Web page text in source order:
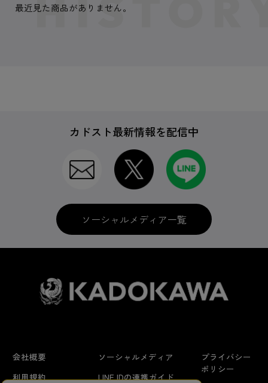
最近見た商品がありません。
カドスト最新情報を配信中
ソーシャルメディア一覧
会社概要
利用規約
ソーシャルメディア
LINE IDの連携ガイド
プライバシー
ポリシー